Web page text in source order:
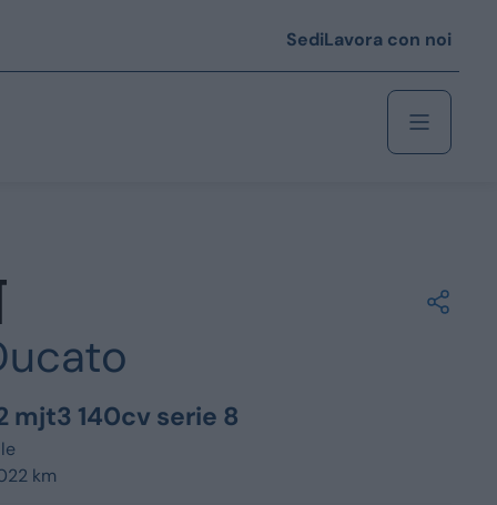
SediLavora con noi
25.000
€ 35.000
mjt3 140cv serie 8
km